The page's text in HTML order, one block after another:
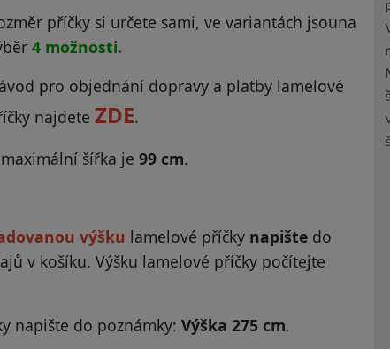
příčky si určete sami, ve variantách jsouna
4 možnosti.
pro objednání dopravy a platby lamelové
najdete ZDE.
šířka je 99 cm.
výšku lamelové příčky napište do
v košíku. Výšku lamelové příčky počítejte
napište do poznámky: Výška 275 cm.